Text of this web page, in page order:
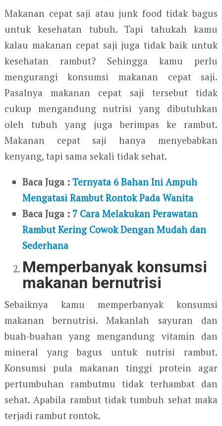
Makanan cepat saji atau junk food tidak bagus
untuk kesehatan tubuh. Tapi tahukah kamu
kalau makanan cepat saji juga tidak baik untuk
kesehatan rambut? Sehingga kamu perlu
mengurangi konsumsi makanan cepat saji.
Pasalnya makanan cepat saji tersebut tidak
cukup mengandung nutrisi yang dibutuhkan
oleh tubuh yang juga berimpas ke rambut.
Makanan cepat saji hanya menyebabkan
kenyang, tapi sama sekali tidak sehat.
Baca Juga :Ternyata 6 Bahan Ini Ampuh
Mengatasi Rambut Rontok Pada Wanita
Baca Juga : 7 Cara Melakukan Perawatan
Rambut Kering Cowok Dengan Mudah dan
Sederhana
Memperbanyak konsumsi
makanan bernutrisi
Sebaiknya kamu memperbanyak konsumsi
makanan bernutrisi. Makanlah sayuran dan
buah-buahan yang mengandung vitamin dan
mineral yang bagus untuk nutrisi rambut.
Konsumsi pula makanan tinggi protein agar
pertumbuhan rambutmu tidak terhambat dan
sehat. Apabila rambut tidak tumbuh sehat maka
terjadi rambut rontok.